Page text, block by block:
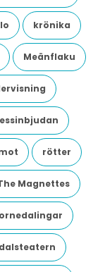
krönika
Meänflaku
rötter
Magnettes